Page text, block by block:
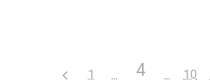
1 4 10